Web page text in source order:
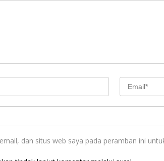
dan situs web saya pada peramban ini